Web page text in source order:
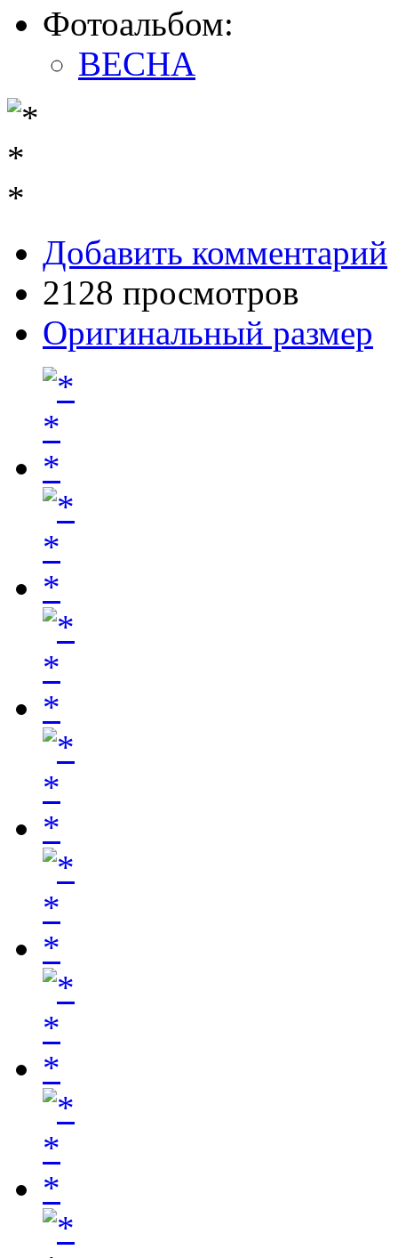
Фотоальбом:
ВЕСНА
Добавить комментарий
2128 просмотров
Оригинальный размер